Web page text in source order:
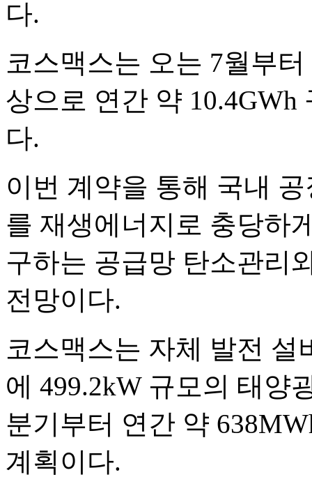
다.
코스맥스는 오는 7월부
상으로 연간 약
다.
이번 계약을 통해 국내
를 재생에너지로 충당하
구하는 공급망 탄소관리
전망이다.
코스맥스는 자체 발전 설
에 499.2kW 규모의 태양
분기부터 연간 약
계획이다.